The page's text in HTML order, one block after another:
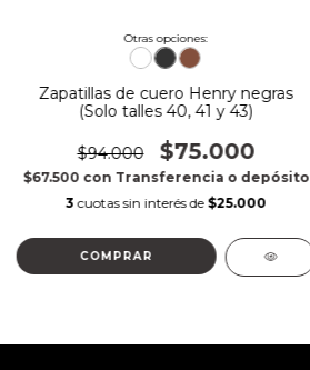
Otras opciones:
Zapatillas de cuero Henry negras
(Solo talles 40, 41 y 43)
$94.000 $75.000
$67.500 con Transferencia o depósito
3 cuotas sin interés de $25.000
COMPRAR